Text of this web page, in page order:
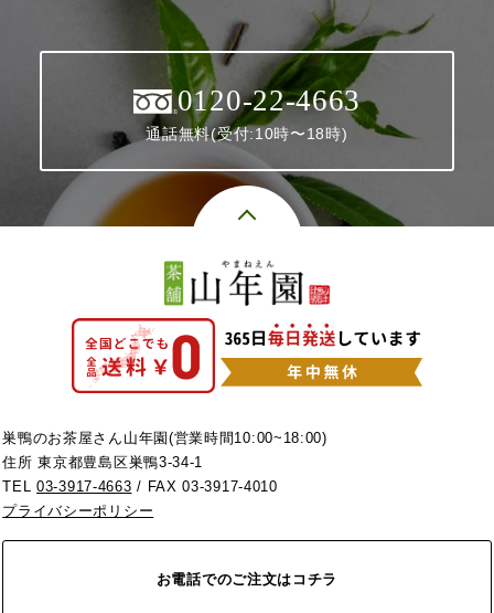
0120-22-4663
通話無料(受付:10時〜18時)
巣鴨のお茶屋さん山年園(営業時間10:00~18:00)
住所 東京都豊島区巣鴨3-34-1
TEL03-3917-4663 / FAX 03-3917-4010
プライバシーポリシー
お電話でのご注文はコチラ